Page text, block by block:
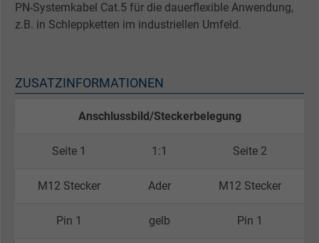
PN-Systemkabel Cat.5 für die dauerflexible Anwendung,
z.B. in Schleppketten im industriellen Umfeld.
ZUSATZINFORMATIONEN
Anschlussbild/Steckerbelegung
Seite 1 1:1 Seite 2
M12 Stecker Ader M12 Stecker
Pin 1 gelb Pin 1